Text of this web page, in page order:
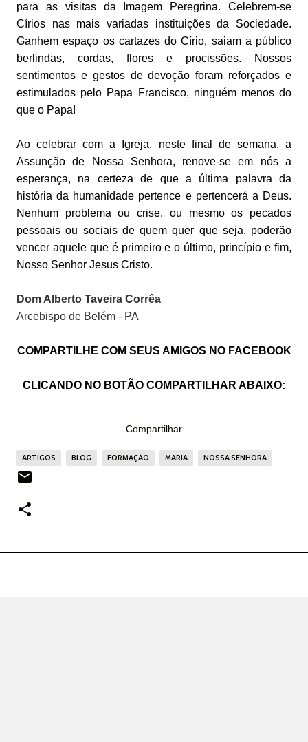
para as visitas da Imagem Peregrina. Celebrem-se
Círios nas mais variadas instituições da Sociedade.
Ganhem espaço os cartazes do Círio, saiam a público
berlindas, cordas, flores e procissões. Nossos
sentimentos e gestos de devoção foram reforçados e
estimulados pelo Papa Francisco, ninguém menos do
que o Papa!
Ao celebrar com a Igreja, neste final de semana, a
Assunção de Nossa Senhora, renove-se em nós a
esperança, na certeza de que a última palavra da
história da humanidade pertence e pertencerá a Deus.
Nenhum problema ou crise, ou mesmo os pecados
pessoais ou sociais de quem quer que seja, poderão
vencer aquele que é primeiro e o último, princípio e fim,
Nosso Senhor Jesus Cristo.
Dom Alberto Taveira Corrêa
Arcebispo de Belém - PA
COMPARTILHE COM SEUS AMIGOS NO FACEBOOK
CLICANDO NO BOTÃO COMPARTILHAR ABAIXO:
Compartilhar
ARTIGOS BLOG FORMAÇÃO MARIA NOSSA SENHORA